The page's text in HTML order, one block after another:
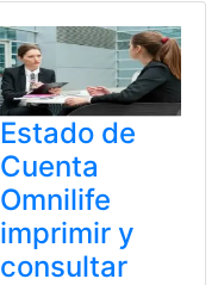
Estado de
Cuenta
Omnilife
imprimir y
consultar